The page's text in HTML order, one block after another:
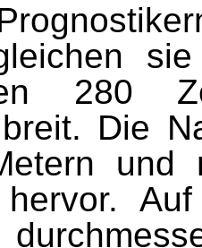
sie
280
Die
und
hervor.